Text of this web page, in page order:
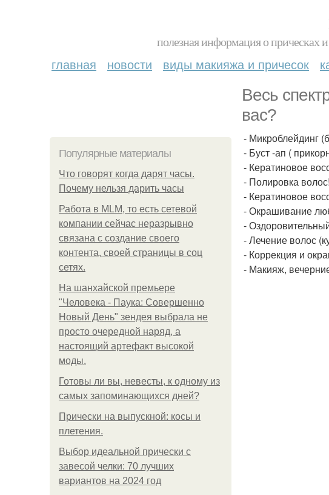
полезная информация о прическах
главная новости виды макияжа и причесок
Весь
вас?
Популярные материалы
Что говорят когда дарят часы.
Почему нельзя дарить часы
Работа в MLM, то есть сетевой
компании сейчас неразрывно
связана с создание своего
контента, своей страницы в соц
сетях.
На шанхайской премьере
"Человека - Паука: Совершенно
Новый День" зендея выбрала не
просто очередной наряд, а
настоящий артефакт высокой
моды.
Готовы ли вы, невесты, к одному из
самых запоминающихся дней?
Прически на выпускной: косы и
плетения.
Выбор идеальной прически с
завесой челки: 70 лучших
вариантов на 2024 год
- Микроблейдинг
- Буст -ап (
- Кератиновое
- Полировка волос!
- Кератиновое
- Окрашивание
-
- Лечение волос
- Коррекция и
- Макияж,